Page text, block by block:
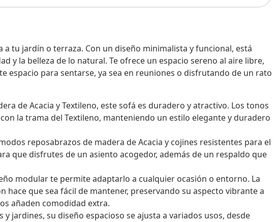
a tu jardín o terraza. Con un diseño minimalista y funcional, está
y la belleza de lo natural. Te ofrece un espacio sereno al aire libre,
espacio para sentarse, ya sea en reuniones o disfrutando de un rato
de Acacia y Textileno, este sofá es duradero y atractivo. Los tonos
la trama del Textileno, manteniendo un estilo elegante y duradero
reposabrazos de madera de Acacia y cojines resistentes para el
que disfrutes de un asiento acogedor, además de un respaldo que
modular te permite adaptarlo a cualquier ocasión o entorno. La
hace que sea fácil de mantener, preservando su aspecto vibrante a
añaden comodidad extra.
y jardines, su diseño espacioso se ajusta a variados usos, desde